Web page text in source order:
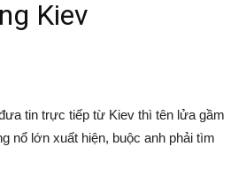
Kiev
tin trực tiếp từ Kiev thì tên lửa gầm
nổ lớn xuất hiện, buộc anh phải tìm